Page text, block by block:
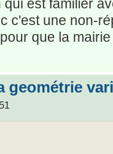
est familier
c'est une non-
que la
geométrie